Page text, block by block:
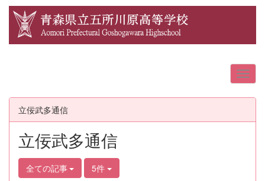
立佞武多通信
立佞武多通信
全ての記事 5件